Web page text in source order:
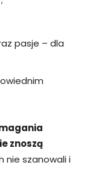
pasje – dla
znoszą
nie szanowali i